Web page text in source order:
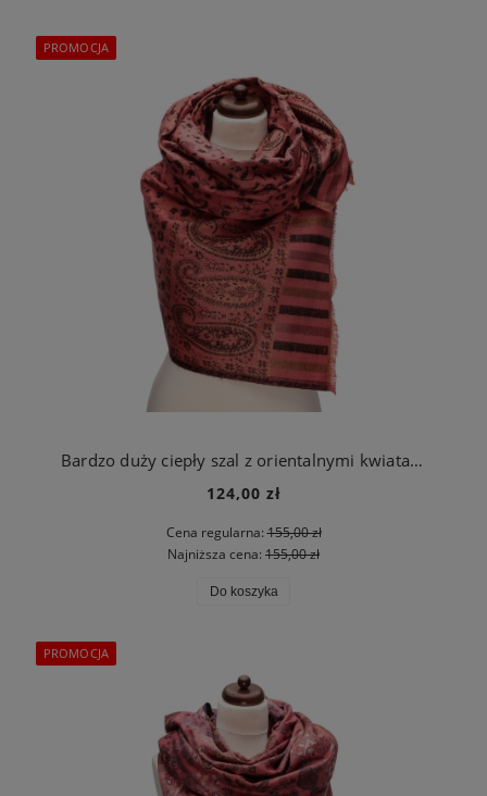
Bardzo duży ciepły szal z orientalnymi kwiatami łososiowy
124,00 zł
Cena regularna:155,00 zł
Najniższa cena: 155,00 zł
Do koszyka
PROMOCJA
PROMOCJA